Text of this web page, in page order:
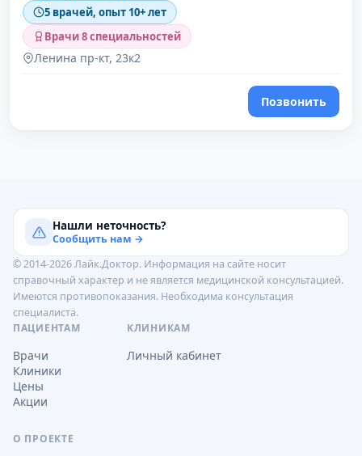
5 врачей, опыт 10+ лет
Врачи 8 специальностей
Ленина пр-кт, 23к2
Позвонить
Нашли неточность?
Сообщить нам →
© 2014-2026 Лайк.Доктор. Информация на сайте носит
справочный характер и не является медицинской консультацией.
Имеются противопоказания. Необходима консультация
специалиста.
ПАЦИЕНТАМ
Врачи
Клиники
Цены
Акции
КЛИНИКАМ
Личный кабинет
О ПРОЕКТЕ